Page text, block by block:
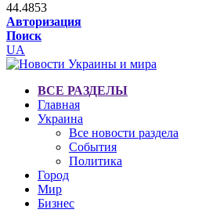
44.4853
Авторизация
Поиск
UA
ВСЕ РАЗДЕЛЫ
Главная
Украина
Все новости раздела
События
Политика
Город
Мир
Бизнес